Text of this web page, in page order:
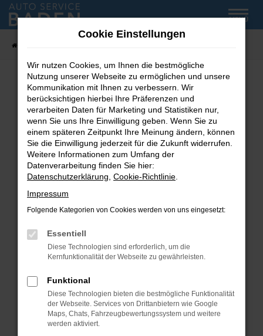
Zum
Hauptinhalt
MENÜ
Fehler: Network Error
Beim Laden ist ein Fehler aufgetreten.
Hier sind ein paar Tipps, die dir helfen können:
Überprüfe deine Firewall und deine
Internetverbindung.
Laden andere Webseiten, zum Beispiel deine
Suchmaschine?
Prüfe deine Browsererweiterungen.
können das Laden bestimmter Seiten
verhindern. Funktioniert die Seite in einem
Fenster?
Starte dein Gerät neu.
Das kann manchmal helfen, vorübergehende
Probleme zu beheben.
Cookie Einstellungen
Wir nutzen Cookies, um Ihnen die bestmögliche
Nutzung unserer Webseite zu ermöglichen und unsere
Kommunikation mit Ihnen zu verbessern. Wir
berücksichtigen hierbei Ihre Präferenzen und
verarbeiten Daten für Marketing und Statistiken nur,
wenn Sie uns Ihre Einwilligung geben. Wenn Sie zu
einem späteren Zeitpunkt Ihre Meinung ändern, können
Sie die Einwilligung jederzeit für die Zukunft widerrufen.
Weitere Informationen zum Umfang der
Datenverarbeitung finden Sie hier:
Datenschutzerklärung Cookie-Richtlinie
Impressum
Folgende Kategorien von Cookies werden von uns eingesetzt:
Essentiell
Diese Technologien sind erforderlich, um die
Kernfunktionalität der Webseite zu gewährleisten.
Funktional
Diese Technologien bieten die bestmögliche Funktionalität
der Webseite. Services von Drittanbietern wie Google
Maps, Chats, Fahrzeugbewertungssystem und weitere
werden aktiviert.